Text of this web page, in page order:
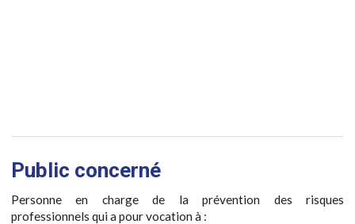
Public concerné
Personne en charge de la prévention des risques
professionnels qui a pour vocation à :